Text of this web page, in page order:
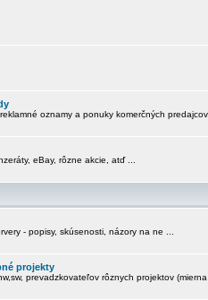
oznamy a ponuky komerčných predajcov
eBay, rôzne akcie, atď ...
- popisy, skúsenosti, názory na ne ...
projekty
prevadzkovateľov rôznych projektov